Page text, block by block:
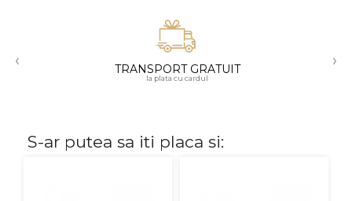
‹ TRANSPORT GRATUIT
la plata cu cardul
›
S-ar putea sa iti placa si: